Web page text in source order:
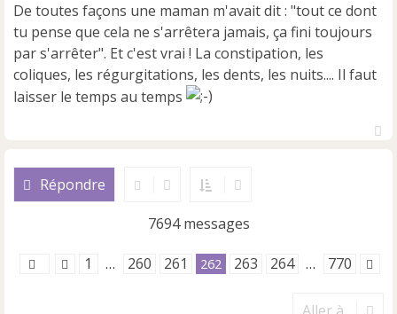
De toutes façons une maman m'avait dit : "tout ce dont
tu pense que cela ne s'arrêtera jamais, ça fini toujours
par s'arrêter". Et c'est vrai ! La constipation, les
coliques, les régurgitations, les dents, les nuits.... Il faut
laisser le temps au temps
Répondre
7694 messages
1 … 260 261 262 263 264 … 770